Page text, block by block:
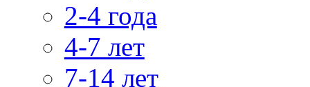
2-4 года
4-7 лет
7-14 лет